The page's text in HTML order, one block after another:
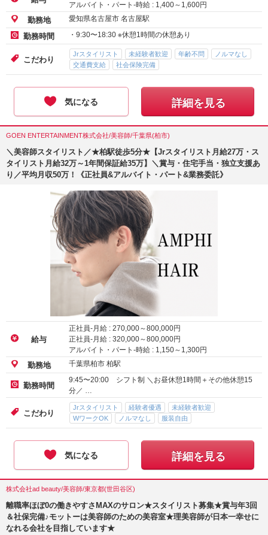
アルバイト・パート-時給 : 1,400～ 1,600円
勤務地 愛知県名古屋市 名古屋駅
勤務時間 ・9:30〜18:30 ※休憩1時間の休憩あり
こだわり
Jrスタイリスト 未経験者歓迎 年齢不問
ノルマなし
交通費支給
社会保険完備
気になる 詳細を見る
GOEN ENTERTAINMENT株式会社/美容師/千葉県(柏市)
＼美容師スタイリスト／★柏駅徒歩5分★【Jrスタイリスト月給27万・ス
タイリスト月給32万～1年間保証給35万】＼賞与・住宅手当・独立支援あ
り／平均月収50万！《正社員&アルバイト・パート&業務委託》
給与
正社員-月給 : 270,000～800,000円
正社員-月給 : 320,000～800,000円
アルバイト・パート-時給 : 1,150～ 1,300円
勤務地 千葉県柏市 柏駅
勤務時間
9:45〜20:00 シフト制 ＼お昼休憩1時間＋その他休憩15
分／ …
こだわり
Jrスタイリスト 経験者優遇
未経験者歓迎
WワークOK
ノルマなし 服装自由
気になる 詳細を見る
株式会社ad beauty/美容師/東京都(世田谷区)
離職率ほぼ0の働きやすさMAXのサロン★スタイリスト募集★賞与年3回
＆社保完備♪モットーは美容師のための美容室★理美容師が日本一幸せに
なれる会社を目指しています★